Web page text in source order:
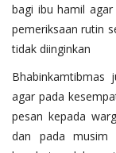
bagi ibu hamil
pemeriksaan rutin
tidak diinginkan
Bhabinkamtibmas
agar pada
pesan kepada
dan pada musim